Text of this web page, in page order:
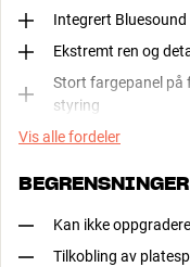
Integrert
Ekstremt ren og
Stort fargepanel på
styring
Vis alle fordeler
BEGRENSNINGER
Kan ikke
Tilkobling av